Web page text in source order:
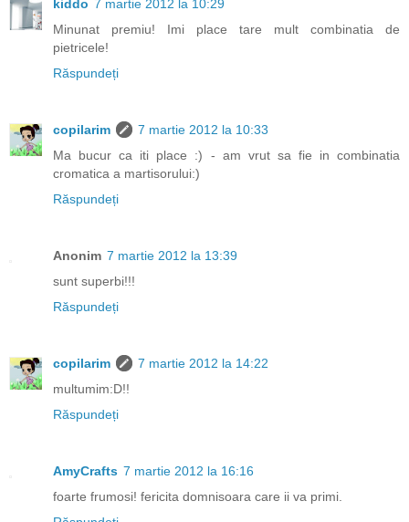
kiddo 7 martie 2012 la 10:29
Minunat premiu! Imi place tare mult combinatia de
pietricele!
Răspundeți
copilarim
7 martie 2012 la 10:33
Ma bucur ca iti place :) - am vrut sa fie in combinatia
cromatica a martisorului:)
Răspundeți
Anonim 7 martie 2012 la 13:39
sunt superbi!!!
Răspundeți
copilarim
7 martie 2012 la 14:22
multumim:D!!
Răspundeți
AmyCrafts 7 martie 2012 la 16:16
foarte frumosi! fericita domnisoara care ii va primi.